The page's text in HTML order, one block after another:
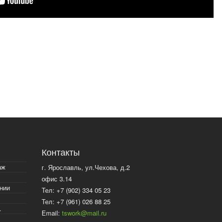
Контакты
г. Ярославль, ул.Чехова, д.2
офис 3.14
Тел: +7 (902) 334 05 23
Тел: +7 (961) 026 88 25
Email: tswork@mail.ru